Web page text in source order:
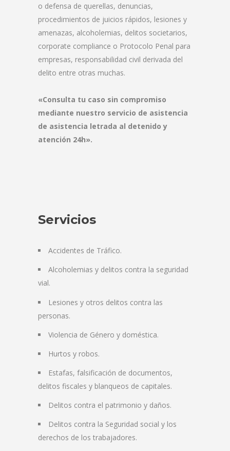
o defensa de querellas, denuncias,
procedimientos de juicios rápidos, lesiones y
amenazas, alcoholemias, delitos societarios,
corporate compliance o Protocolo Penal para
empresas, responsabilidad civil derivada del
delito entre otras muchas.
«Consulta tu caso sin compromiso
mediante nuestro servicio de asistencia
de asistencia letrada al detenido y
atención 24h».
Servicios
Accidentes de Tráfico.
Alcoholemias y delitos contra la seguridad
vial.
Lesiones y otros delitos contra las
personas.
Violencia de Género y doméstica.
Hurtos y robos.
Estafas, falsificación de documentos,
delitos fiscales y blanqueos de capitales.
Delitos contra el patrimonio y daños.
Delitos contra la Seguridad social y los
derechos de los trabajadores.